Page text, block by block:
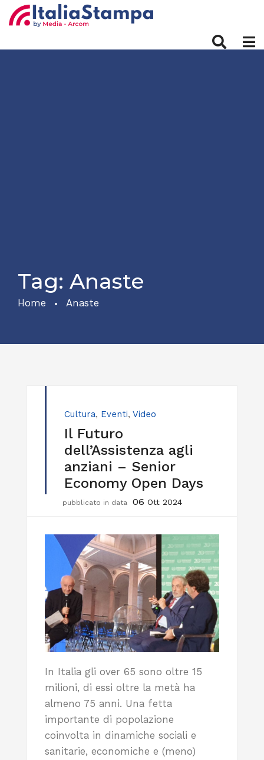
Tag: Anaste
Home Anaste
Cultura, Eventi, Video
Il Futuro
dell’Assistenza agli
anziani – Senior
Economy Open Days
pubblicato in data 06 Ott 2024
In Italia gli over 65 sono oltre 15
milioni, di essi oltre la metà ha
almeno 75 anni. Una fetta
importante di popolazione
coinvolta in dinamiche sociali e
sanitarie, economiche e (meno)